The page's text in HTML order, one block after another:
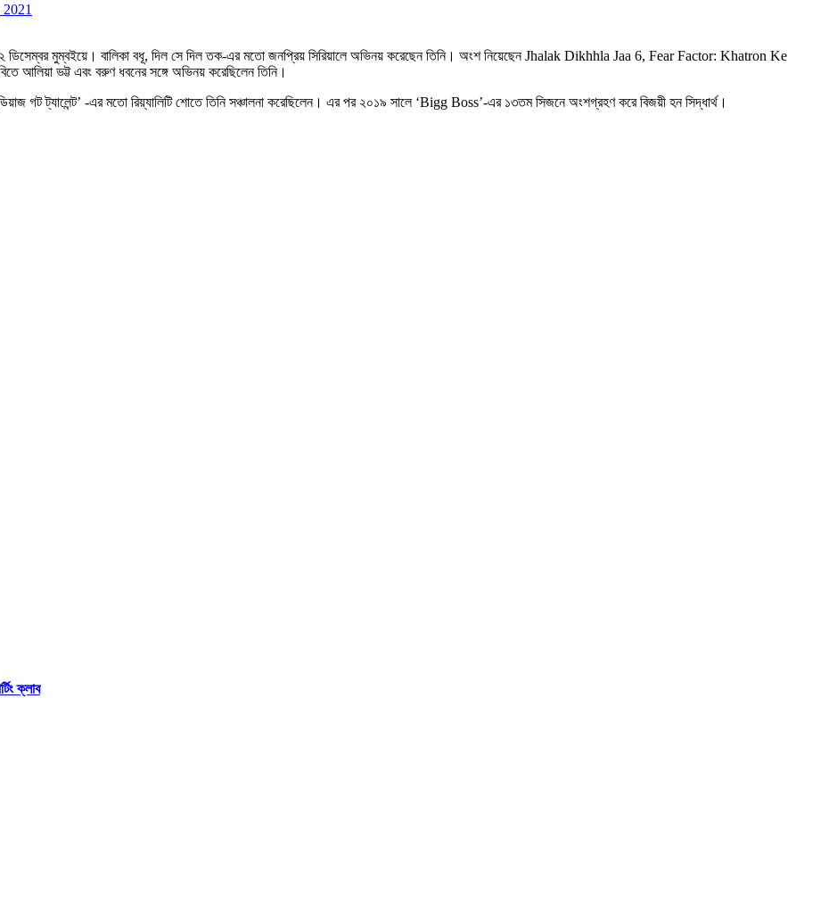
ডিসেম্বর মুম্বইয়ে। বালিকা বধূ, দিল সে দিল তক-এর মতো জনপ্রিয় সিরিয়ালে অভিনয় করেছেন তিনি। অংশ নিয়েছেন Jhalak Dikhhla Jaa 6, Fear Factor: Khatron Ke
আলিয়া ভট্ট এবং বরুণ ধবনের সঙ্গে অভিনয় করেছিলেন তিনি।
গট ট্যালেন্ট’ -এর মতো রিয়্যালিটি শোতে তিনি সঞ্চালনা করেছিলেন। এর পর ২০১৯ সালে ‘Bigg Boss’-এর ১৩তম সিজনে অংশগ্রহণ করে বিজয়ী হন সিদ্ধার্থ।
ক্লাব